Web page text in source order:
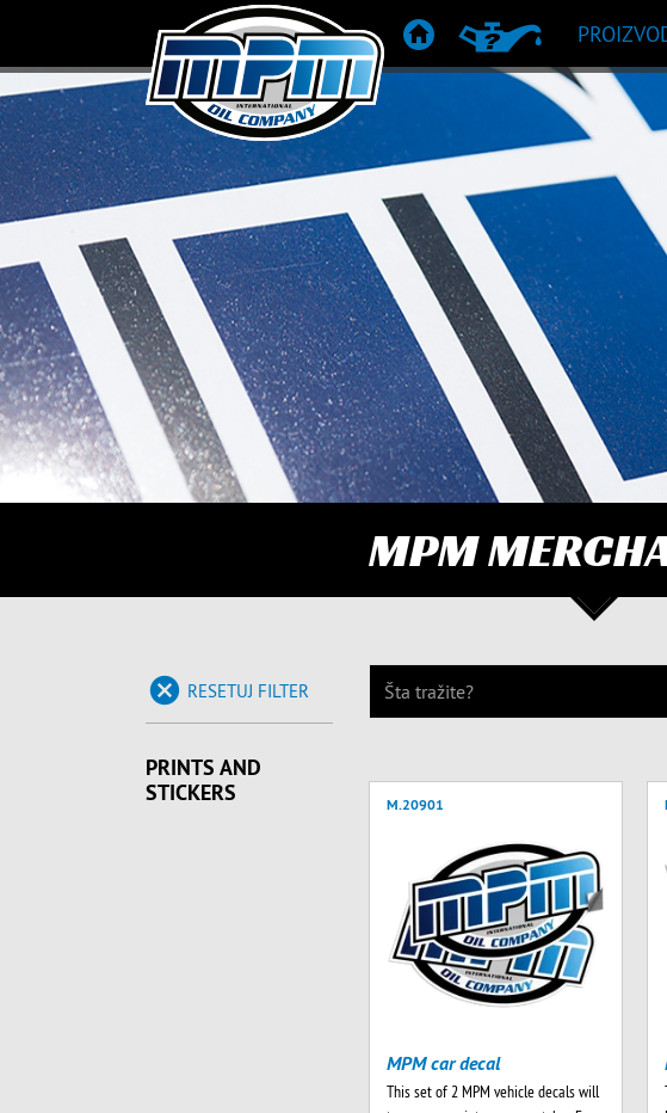
POČETNAPREPORUKA
MPM
M.20901
MPM car decal
This set of 2 MPM vehicle decals will
RESETUJ FILTER
PRINTS AND
STICKERS